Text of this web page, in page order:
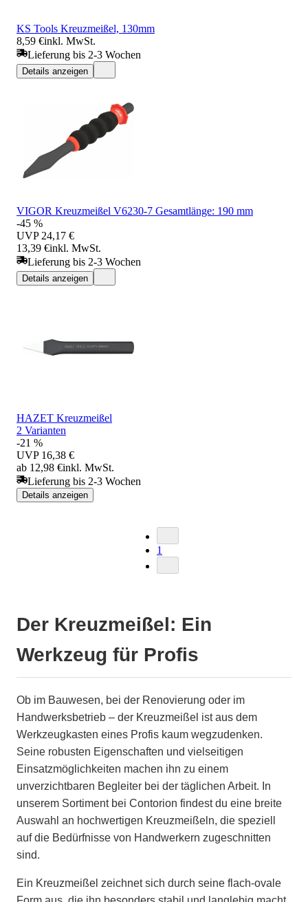
KS Tools Kreuzmeißel, 130mm
8,59 €inkl. MwSt.
Lieferung bis 2-3 Wochen
Details anzeigen
VIGOR Kreuzmeißel V6230-7 Gesamtlänge: 190 mm
-45 %
UVP 24,17 €
13,39 €inkl. MwSt.
Lieferung bis 2-3 Wochen
Details anzeigen
HAZET Kreuzmeißel
2 Varianten
-21 %
UVP 16,38 €
ab 12,98 €inkl. MwSt.
Lieferung bis 2-3 Wochen
Details anzeigen
1
Der Kreuzmeißel: Ein
Werkzeug für Profis
Ob im Bauwesen, bei der Renovierung oder im
Handwerksbetrieb – der Kreuzmeißel ist aus dem
Werkzeugkasten eines Profis kaum wegzudenken.
Seine robusten Eigenschaften und vielseitigen
Einsatzmöglichkeiten machen ihn zu einem
unverzichtbaren Begleiter bei der täglichen Arbeit. In
unserem Sortiment bei Contorion findest du eine breite
Auswahl an hochwertigen Kreuzmeißeln, die speziell
auf die Bedürfnisse von Handwerkern zugeschnitten
sind.
Ein Kreuzmeißel zeichnet sich durch seine flach-ovale